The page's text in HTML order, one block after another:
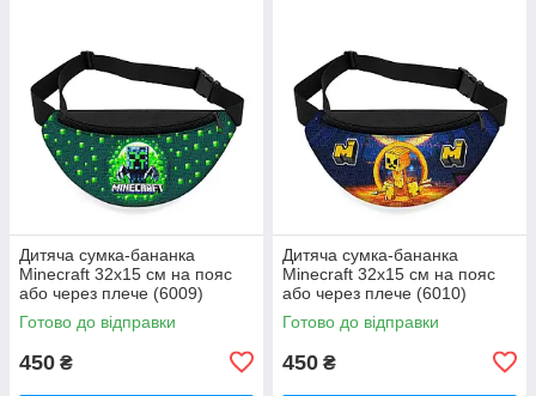
Дитяча сумка-бананка
Minecraft 32х15 см на пояс
або через плече (6009)
Готово до відправки
450 ₴
Дитяча сумка-бананка
Minecraft 32х15 см на пояс
або через плече (6010)
Готово до відправки
450 ₴